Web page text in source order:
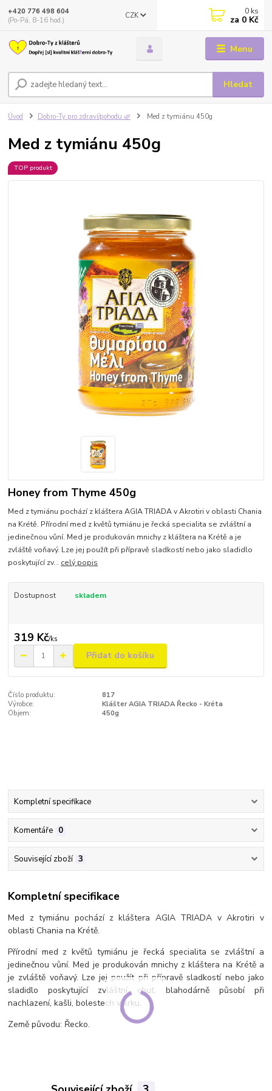
Menu
CZK
Hledat
+420 776 498 604
(Po-Pá, 8-16 hod.)
0 ks
za 0 Kč
Úvod Dobro-Ty pro zdraví/pohodu 🌿 Med z tymiánu 450g
Med z tymiánu 450g
TOP produkt
Honey from Thyme 450g
Med z tymiánu pochází z kláštera AGIA TRIADA v Akrotiri v oblasti Chania
na Krétě. Přírodní med z květů tymiánu je řecká specialita se zvláštní a
jedinečnou vůní. Med je produkován mnichy z kláštera na Krétě a je
zvláště voňavý. Lze jej použít při přípravě sladkostí nebo jako sladidlo
poskytující zv... celý popis
Dostupnost skladem
319 Kč/ks
Přidat do košíku
Číslo produktu:
817
Výrobce:
Klášter AGIA TRIADA Řecko - Kréta
Objem:
450g
Kompletní specifikace
Komentáře 0
Související zboží 3
Kompletní specifikace
Med z tymiánu pochází z kláštera AGIA TRIADA v Akrotiri v
oblasti Chania na Krétě.
Přírodní med z květů tymiánu je řecká specialita se zvláštní a
jedinečnou vůní. Med je produkován mnichy z kláštera na Krétě a
je zvláště voňavý. Lze jej použít při přípravě sladkostí nebo jako
sladidlo poskytující zvláštní chuť, blahodárně působí při
nachlazení, kašli, bolestech v krku.
Země původu: Řecko.